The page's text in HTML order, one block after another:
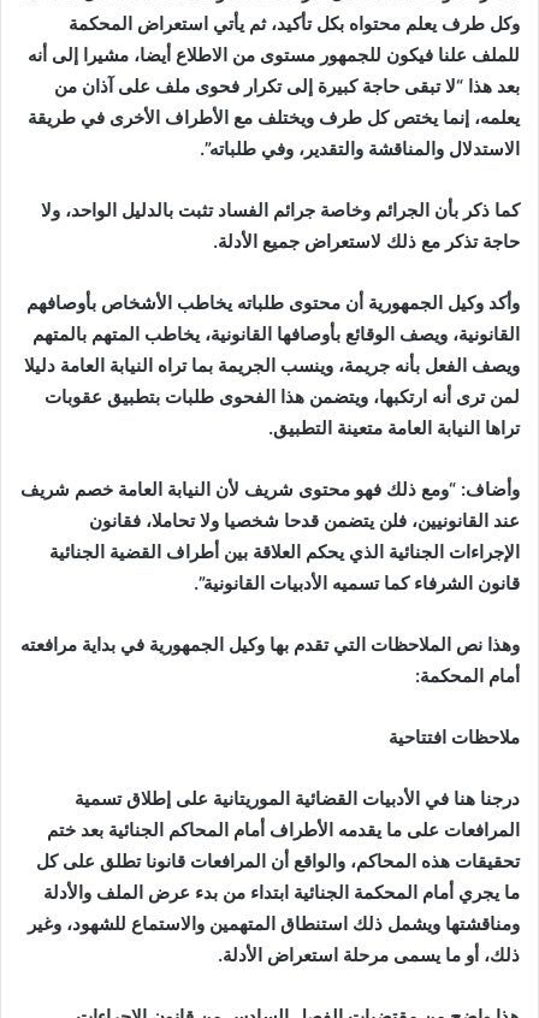
وكل طرف يعلم محتواه بكل تأكيد، ثم يأتي استعراض المحكمة
للملف علنا فيكون للجمهور مستوى من الاطلاع أيضا، مشيرا إلى أنه
بعد هذا “لا تبقى حاجة كبيرة إلى تكرار فحوى ملف على آذان من
يعلمه، إنما يختص كل طرف ويختلف مع الأطراف الأخرى في طريقة
الاستدلال والمناقشة والتقدير، وفي طلباته”.
كما ذكر بأن الجرائم وخاصة جرائم الفساد تثبت بالدليل الواحد، ولا
حاجة تذكر مع ذلك لاستعراض جميع الأدلة.
وأكد وكيل الجمهورية أن محتوى طلباته يخاطب الأشخاص بأوصافهم
القانونية، ويصف الوقائع بأوصافها القانونية، يخاطب المتهم بالمتهم
ويصف الفعل بأنه جريمة، وينسب الجريمة بما تراه النيابة العامة دليلا
لمن ترى أنه ارتكبها، ويتضمن هذا الفحوى طلبات بتطبيق عقوبات
تراها النيابة العامة متعينة التطبيق.
وأضاف: “ومع ذلك فهو محتوى شريف لأن النيابة العامة خصم شريف
عند القانونيين، فلن يتضمن قدحا شخصيا ولا تحاملا، فقانون
الإجراءات الجنائية الذي يحكم العلاقة بين أطراف القضية الجنائية
قانون الشرفاء كما تسميه الأدبيات القانونية”.
وهذا نص الملاحظات التي تقدم بها وكيل الجمهورية في بداية مرافعته
أمام المحكمة:
ملاحظات افتتاحية
درجنا هنا في الأدبيات القضائية الموريتانية على إطلاق تسمية
المرافعات على ما يقدمه الأطراف أمام المحاكم الجنائية بعد ختم
تحقيقات هذه المحاكم، والواقع أن المرافعات قانونا تطلق على كل
ما يجري أمام المحكمة الجنائية ابتداء من بدء عرض الملف والأدلة
ومناقشتها ويشمل ذلك استنطاق المتهمين والاستماع للشهود، وغير
ذلك، أو ما يسمى مرحلة استعراض الأدلة.